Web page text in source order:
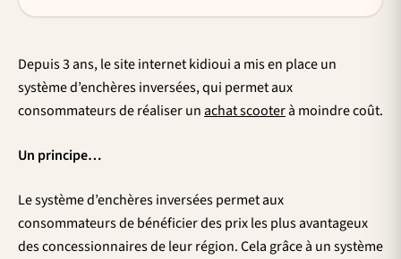
Depuis 3 ans, le site internet kidioui a mis en place un
système d’enchères inversées, qui permet aux
consommateurs de réaliser unachat scooterà moindre coût.
Un principe…
Le système d’enchères inversées permet aux
consommateurs de bénéficier des prix les plus avantageux
des concessionnaires de leur région. Cela grâce à un système